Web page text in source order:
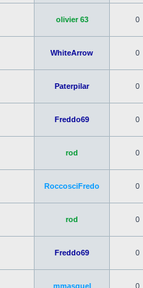
olivier 63 0
WhiteArrow 0
Paterpilar 0
Freddo69 0
rod 0
RoccosciFredo 0
rod 0
Freddo69 0
mmasquel 0